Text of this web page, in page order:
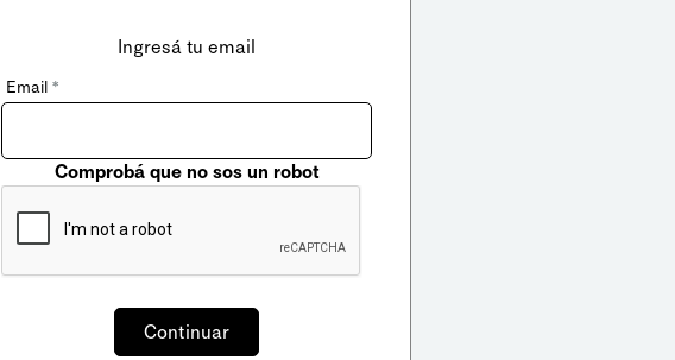
Ingresá tu email
Email *
Comprobá que no sos un robot